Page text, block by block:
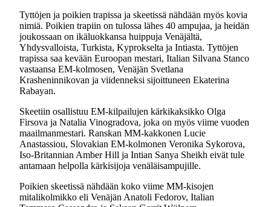
Tyttöjen ja poikien trapissa ja skeetissä nähdään myös kovia
nimiä. Poikien trapiin on tulossa lähes 40 ampujaa, ja heidän
joukossaan on ikäluokkansa huippuja Venäjältä,
Yhdysvalloista, Turkista, Kyprokselta ja Intiasta. Tyttöjen
trapissa saa kevään Euroopan mestari, Italian Silvana Stanco
vastaansa EM-kolmosen, Venäjän Svetlana
Krasheninnikovan ja viidenneksi sijoittuneen Ekaterina
Rabayan.
Skeetiin osallistuu EM-kilpailujen kärkikaksikko Olga
Firsova ja Natalia Vinogradova, joka on myös viime vuoden
maailmanmestari. Ranskan MM-kakkonen Lucie
Anastassiou, Slovakian EM-kolmonen Veronika Sykorova,
Iso-Britannian Amber Hill ja Intian Sanya Sheikh eivät tule
antamaan helpolla kärkisijoja venäläisampujille.
Poikien skeetissä nähdään koko viime MM-kisojen
mitalikolmikko eli Venäjän Anatoli Fedorov, Italian